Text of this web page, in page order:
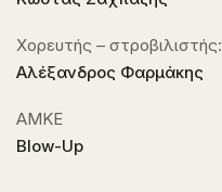
Xορευτής – στροβιλιστής:
Αλέξανδρος Φαρμάκης
ΑΜΚΕ
Blow-Up